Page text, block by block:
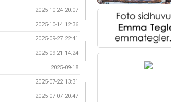
2025-10-24 20:07
2025-10-14 12:36
2025-09-27 22:41
2025-09-21 14:24
2025-09-18
2025-07-22 13:31
2025-07-07 20:47